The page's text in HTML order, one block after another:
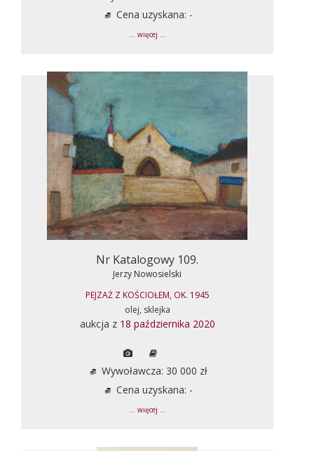
Cena uzyskana: -
... więcej ...
Nr Katalogowy 109.
Jerzy Nowosielski
PEJZAŻ Z KOŚCIOŁEM, OK. 1945
olej, sklejka
aukcja z 18 października 2020
Wywoławcza: 30 000 zł
Cena uzyskana: -
... więcej ...